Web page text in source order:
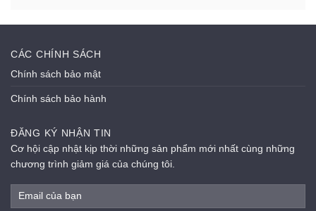
CÁC CHÍNH SÁCH
Chính sách bảo mật
Chính sách bảo hành
ĐĂNG KÝ NHẬN TIN
Cơ hội cập nhật kịp thời những sản phẩm mới nhất cùng những
chương trình giảm giá của chúng tôi.